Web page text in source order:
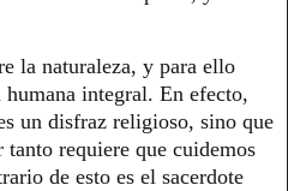
la naturaleza, y para ello
integral. En efecto,
un disfraz religioso, sino que
requiere que cuidemos
de esto es el sacerdote